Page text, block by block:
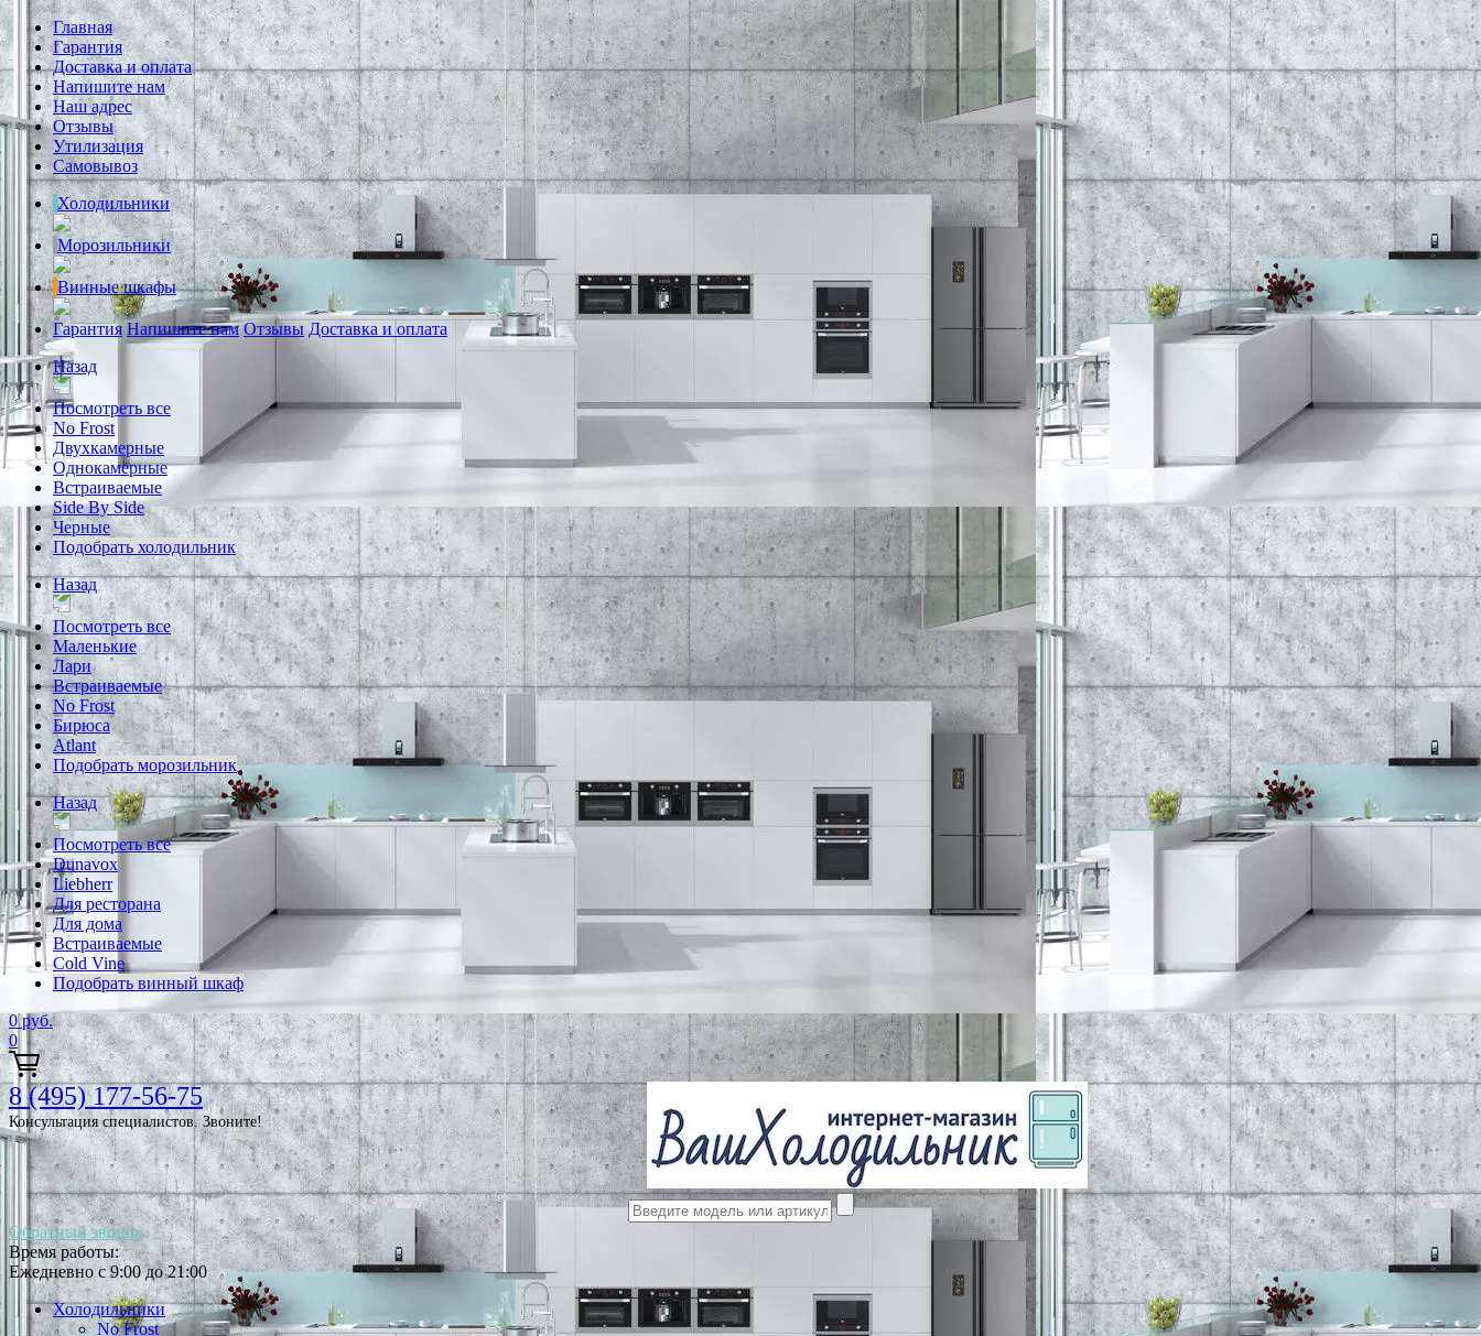
Главная
Гарантия
Доставка и оплата
Напишите нам
Наш адрес
Отзывы
Утилизация
Самовывоз
Холодильники
Морозильники
Винные шкафы
Гарантия Напишите нам Отзывы Доставка и оплата
Назад
Посмотреть все
No Frost
Двухкамерные
Однокамерные
Встраиваемые
Side By Side
Черные
Подобрать холодильник
Назад
Посмотреть все
Маленькие
Лари
Встраиваемые
No Frost
Бирюса
Atlant
Подобрать морозильник
Назад
Посмотреть все
Dunavox
Liebherr
Для ресторана
Для дома
Встраиваемые
Cold Vine
Подобрать винный шкаф
0 руб.
0
8 (495) 177-56-75
Консультация специалистов. Звоните!
Обратный звонок
Время работы:
Ежедневно с 9:00 до 21:00
Холодильники
No Frost